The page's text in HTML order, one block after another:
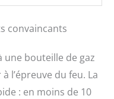
convaincants
une bouteille de gaz
l’épreuve du feu. La
: en moins de 10